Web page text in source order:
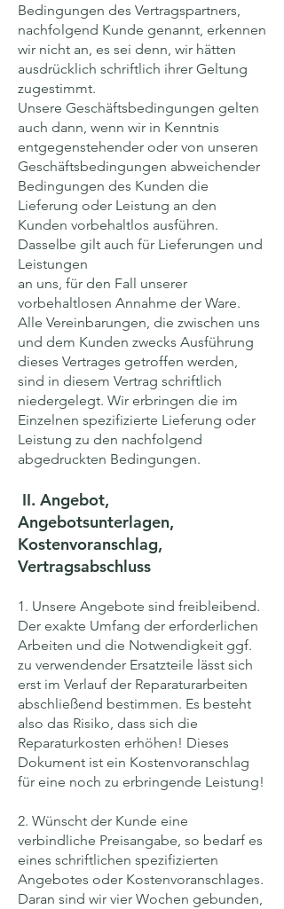
Bedingungen des Vertragspartners,
nachfolgend Kunde genannt, erkennen
wir nicht an, es sei denn, wir hätten
ausdrücklich schriftlich ihrer Geltung
zugestimmt.
Unsere Geschäftsbedingungen gelten
auch dann, wenn wir in Kenntnis
entgegenstehender oder von unseren
Geschäftsbedingungen abweichender
Bedingungen des Kunden die
Lieferung oder Leistung an den
Kunden vorbehaltlos ausführen.
Dasselbe gilt auch für Lieferungen und
Leistungen
an uns, für den Fall unserer
vorbehaltlosen Annahme der Ware.
Alle Vereinbarungen, die zwischen uns
und dem Kunden zwecks Ausführung
dieses Vertrages getroffen werden,
sind in diesem Vertrag schriftlich
niedergelegt. Wir erbringen die im
Einzelnen spezifizierte Lieferung oder
Leistung zu den nachfolgend
abgedruckten Bedingungen.
II. Angebot,
Angebotsunterlagen,
Kostenvoranschlag,
Vertragsabschluss
1. Unsere Angebote sind freibleibend.
Der exakte Umfang der erforderlichen
Arbeiten und die Notwendigkeit ggf.
zu verwendender Ersatzteile lässt sich
erst im Verlauf der Reparaturarbeiten
abschließend bestimmen. Es besteht
also das Risiko, dass sich die
Reparaturkosten erhöhen! Dieses
Dokument ist ein Kostenvoranschlag
für eine noch zu erbringende Leistung!
2. Wünscht der Kunde eine
verbindliche Preisangabe, so bedarf es
eines schriftlichen spezifizierten
Angebotes oder Kostenvoranschlages.
Daran sind wir vier Wochen gebunden,